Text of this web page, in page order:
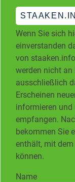
Wenn Sie sich
einverstanden
von
werden nicht an
ausschließlich
Erscheinen
informieren und
empfangen.
bekommen Sie
enthält, mit
können.
Name